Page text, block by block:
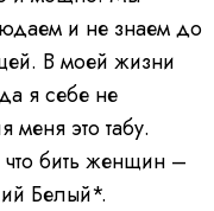
и не знаем до
В моей жизни
я себе не
это табу.
бить женщин –
Белый*.